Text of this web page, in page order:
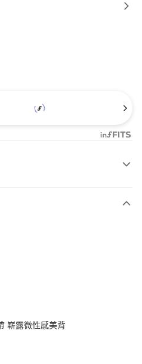
台中商業銀行
嶄露微性感美背